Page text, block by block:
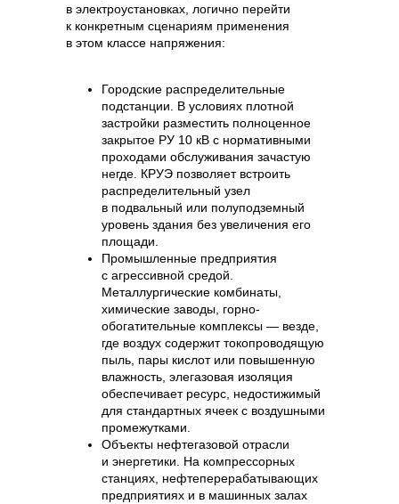
в электроустановках, логично перейти
к конкретным сценариям применения
в этом классе напряжения:
Городские распределительные
подстанции. В условиях плотной
застройки разместить полноценное
закрытое РУ 10 кВ с нормативными
проходами обслуживания зачастую
негде. КРУЭ позволяет встроить
распределительный узел
в подвальный или полуподземный
уровень здания без увеличения его
площади.
Промышленные предприятия
с агрессивной средой.
Металлургические комбинаты,
химические заводы, горно-
обогатительные комплексы — везде,
где воздух содержит токопроводящую
пыль, пары кислот или повышенную
влажность, элегазовая изоляция
обеспечивает ресурс, недостижимый
для стандартных ячеек с воздушными
промежутками.
Объекты нефтегазовой отрасли
и энергетики. На компрессорных
станциях, нефтеперерабатывающих
предприятиях и в машинных залах